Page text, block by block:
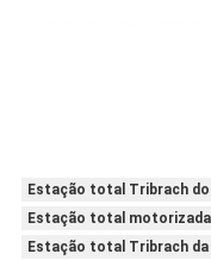
Estação total Tribrach
Estação total
Estação total Tribrach